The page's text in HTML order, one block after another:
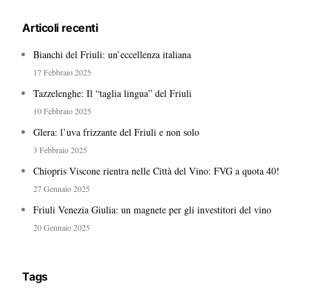
Articoli recenti
Bianchi del Friuli: un’eccellenza italiana
17 Febbraio 2025
Tazzelenghe: Il “taglia lingua” del Friuli
10 Febbraio 2025
Glera: l’uva frizzante del Friuli e non solo
3 Febbraio 2025
Chiopris Viscone rientra nelle Città del Vino: FVG a quota 40!
27 Gennaio 2025
Friuli Venezia Giulia: un magnete per gli investitori del vino
20 Gennaio 2025
Tags